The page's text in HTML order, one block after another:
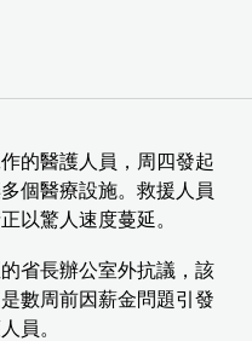
的醫護人員，周四發起
個醫療設施。救援人員
以驚人速度蔓延。
省長辦公室外抗議，該
數周前因薪金問題引發
員。